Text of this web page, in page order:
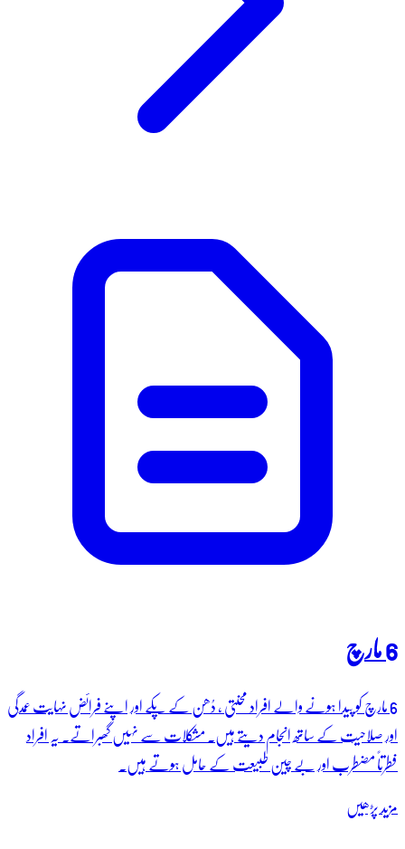
6 مارچ
6 مارچ کو پیدا ہونے والے افراد محنتی ، دُھن کے پکے اور اپنے فرائض نہایت عمدگی
اور صلاحیت کے ساتھ انجام دیتے ہیں۔ مشکلات سے نہیں گھبراتے۔ یہ افراد
فطرتاً مضطرب اور بے چین طبیعت کے حامل ہوتے ہیں۔
مزید پڑھیں